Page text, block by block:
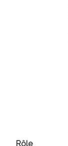
Rôle